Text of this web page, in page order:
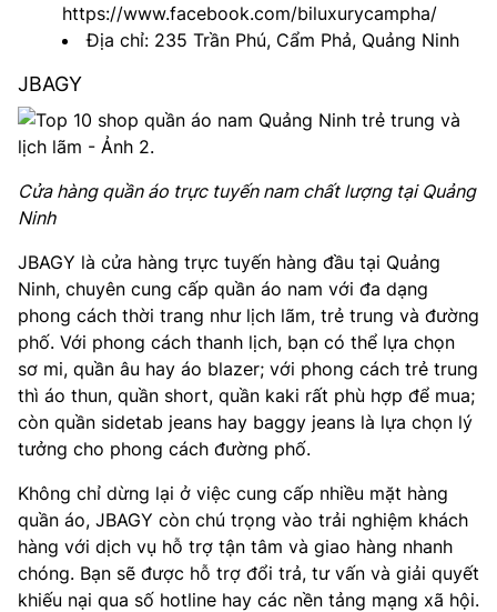
https://www.facebook.com/biluxurycampha/
Địa chỉ: 235 Trần Phú, Cẩm Phả, Quảng Ninh
JBAGY
Cửa hàng quần áo trực tuyến nam chất lượng tại Quảng
Ninh
JBAGY là cửa hàng trực tuyến hàng đầu tại Quảng
Ninh, chuyên cung cấp quần áo nam với đa dạng
phong cách thời trang như lịch lãm, trẻ trung và đường
phố. Với phong cách thanh lịch, bạn có thể lựa chọn
sơ mi, quần âu hay áo blazer; với phong cách trẻ trung
thì áo thun, quần short, quần kaki rất phù hợp để mua;
còn quần sidetab jeans hay baggy jeans là lựa chọn lý
tưởng cho phong cách đường phố.
Không chỉ dừng lại ở việc cung cấp nhiều mặt hàng
quần áo, JBAGY còn chú trọng vào trải nghiệm khách
hàng với dịch vụ hỗ trợ tận tâm và giao hàng nhanh
chóng. Bạn sẽ được hỗ trợ đổi trả, tư vấn và giải quyết
khiếu nại qua số hotline hay các nền tảng mạng xã hội.